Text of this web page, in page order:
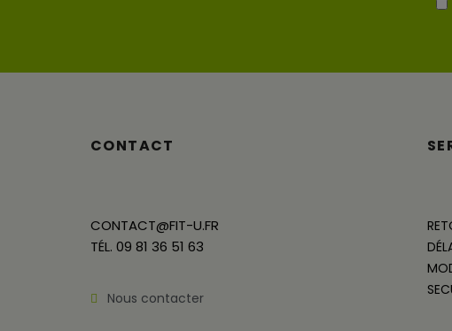
CONTACT
CONTACT@FIT-U.FR
TÉL. 09 81 36 51 63
Nous contacter